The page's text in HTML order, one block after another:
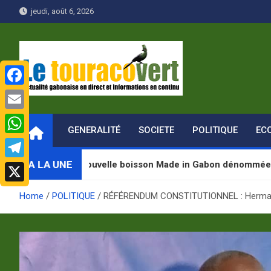
to
jeudi, août 6, 2026
Le Touraco vert
Actualité gabonaise en direct et Informations en continu
GENERALITÉ SOCIETE POLITIQUE
A LA UNE
nouvelle boisson Made in Gabon dénommée « Jugab »
Home POLITIQUE RÉFÉRENDUM CONSTITUTIONNEL :
F
a
c
b
o
E
m
a
W
h
a
T
e